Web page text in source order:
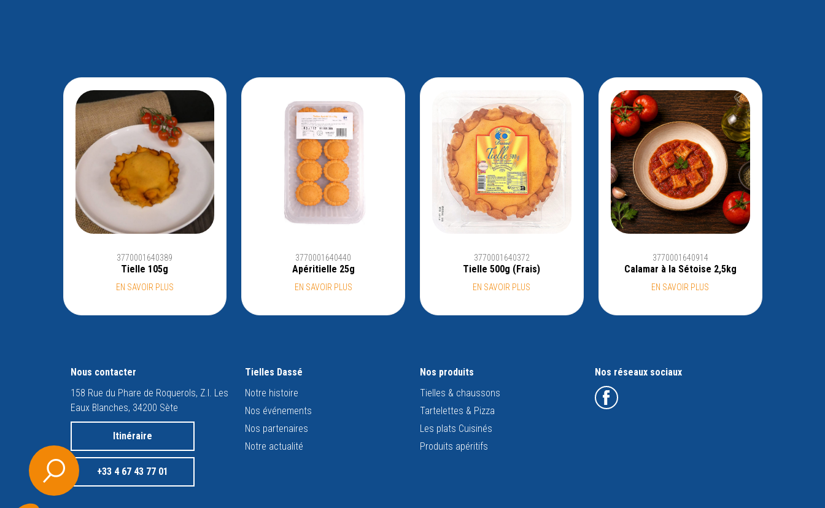
3770001640389
Tielle 105g
EN SAVOIR PLUS
3770001640440
Apéritielle 25g
EN SAVOIR PLUS
3770001640372
Tielle 500g (Frais)
EN SAVOIR PLUS
3770001640914
Calamar à la Sétoise 2,5kg
EN SAVOIR PLUS
Nous contacter
158 Rue du Phare de Roquerols, Z.I. Les
Eaux Blanches, 34200 Sète
Itinéraire
+33 4 67 43 77 01
Tielles Dassé
Notre histoire
Nos événements
Nos partenaires
Notre actualité
Nos produits
Tielles & chaussons
Tartelettes & Pizza
Les plats Cuisinés
Produits apéritifs
Nos réseaux sociaux